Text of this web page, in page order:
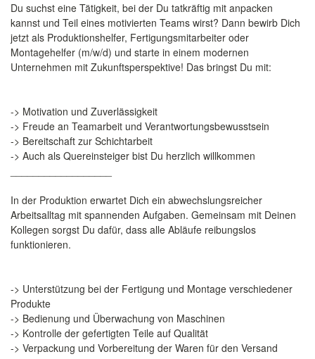
Du suchst eine Tätigkeit, bei der Du tatkräftig mit anpacken
kannst und Teil eines motivierten Teams wirst? Dann bewirb Dich
jetzt als Produktionshelfer, Fertigungsmitarbeiter oder
Montagehelfer (m/w/d) und starte in einem modernen
Unternehmen mit Zukunftsperspektive! Das bringst Du mit:
-> Motivation und Zuverlässigkeit
-> Freude an Teamarbeit und Verantwortungsbewusstsein
-> Bereitschaft zur Schichtarbeit
-> Auch als Quereinsteiger bist Du herzlich willkommen
In der Produktion erwartet Dich ein abwechslungsreicher
Arbeitsalltag mit spannenden Aufgaben. Gemeinsam mit Deinen
Kollegen sorgst Du dafür, dass alle Abläufe reibungslos
funktionieren.
-> Unterstützung bei der Fertigung und Montage verschiedener
Produkte
-> Bedienung und Überwachung von Maschinen
-> Kontrolle der gefertigten Teile auf Qualität
-> Verpackung und Vorbereitung der Waren für den Versand